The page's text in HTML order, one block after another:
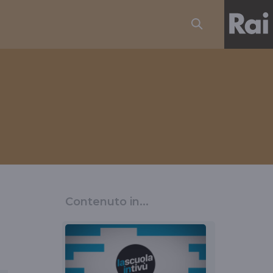
Contenuto in...